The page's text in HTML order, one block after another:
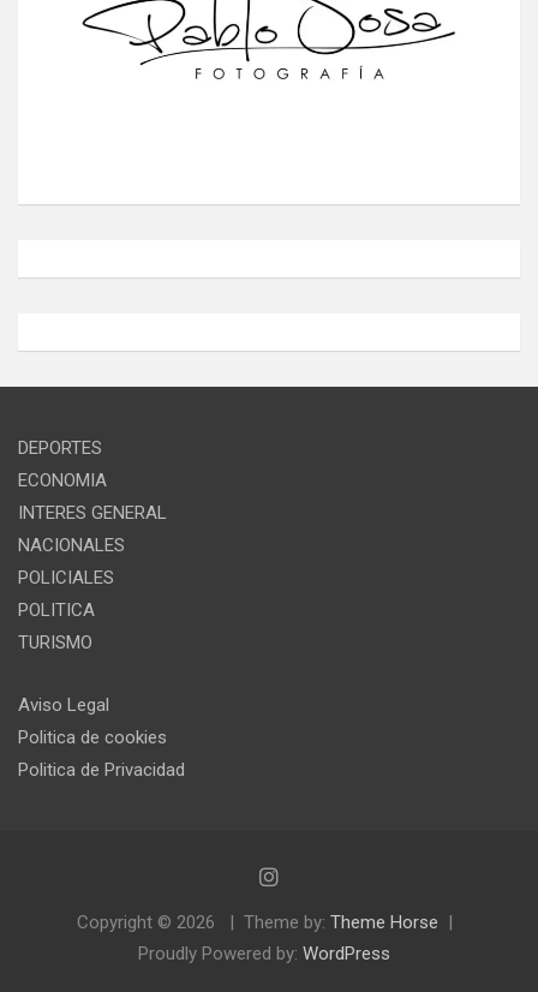
DEPORTES
ECONOMIA
INTERES GENERAL
NACIONALES
POLICIALES
POLITICA
TURISMO
Aviso Legal
Politica de cookies
Politica de Privacidad
Copyright © 2026 Theme by: Theme Horse
Proudly Powered by: WordPress